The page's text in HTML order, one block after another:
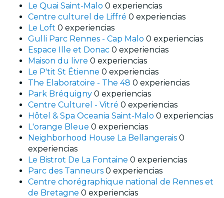
Le Quai Saint-Malo 0 experiencias
Centre culturel de Liffré 0 experiencias
Le Loft 0 experiencias
Gulli Parc Rennes - Cap Malo 0 experiencias
Espace Ille et Donac 0 experiencias
Maison du livre 0 experiencias
Le P'tit St Étienne 0 experiencias
The Elaboratoire - The 48 0 experiencias
Park Bréquigny 0 experiencias
Centre Culturel - Vitré 0 experiencias
Hôtel & Spa Oceania Saint-Malo 0 experiencias
L'orange Bleue 0 experiencias
Neighborhood House La Bellangerais 0
experiencias
Le Bistrot De La Fontaine 0 experiencias
Parc des Tanneurs 0 experiencias
Centre chorégraphique national de Rennes et
de Bretagne 0 experiencias